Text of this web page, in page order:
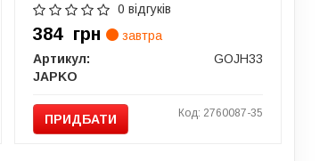
0 відгуків
384 грн
завтра
Артикул:
GOJH33
JAPKO
ПРИДБАТИ Код: 2760087-35